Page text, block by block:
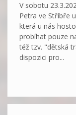
V sobotu
Petra ve Stříbře
která u nás
probíhat pouze
též tzv. "dětská
dispozici pro...